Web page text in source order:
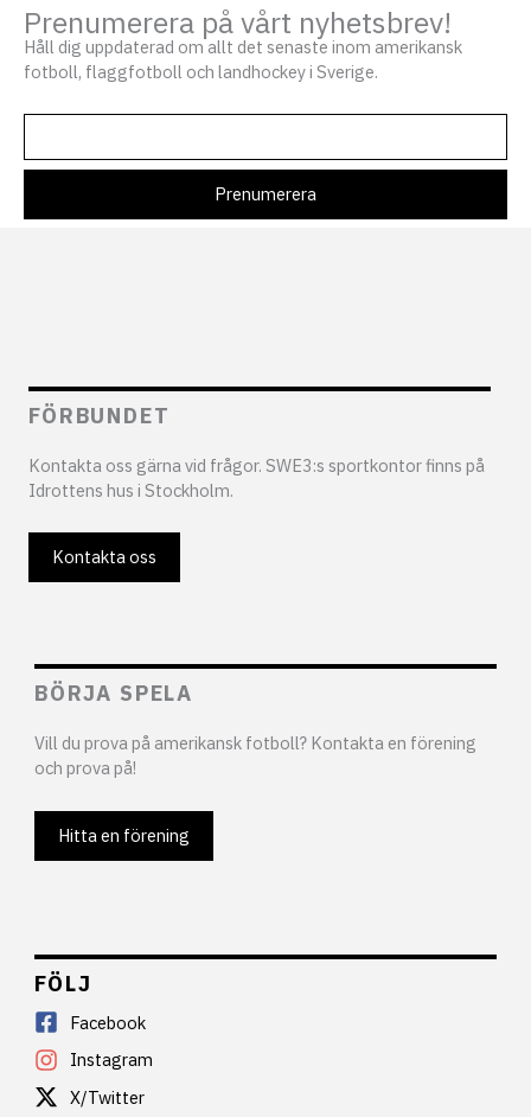
Prenumerera på vårt nyhetsbrev!
Håll dig uppdaterad om allt det senaste inom amerikansk
fotboll, flaggfotboll och landhockey i Sverige.
FÖRBUNDET
Kontakta oss gärna vid frågor. SWE3:s sportkontor finns på
Idrottens hus i Stockholm.
Kontakta oss
BÖRJA SPELA
Vill du prova på amerikansk fotboll? Kontakta en förening
och prova på!
Hitta en förening
FÖLJ
Facebook
Instagram
X/Twitter